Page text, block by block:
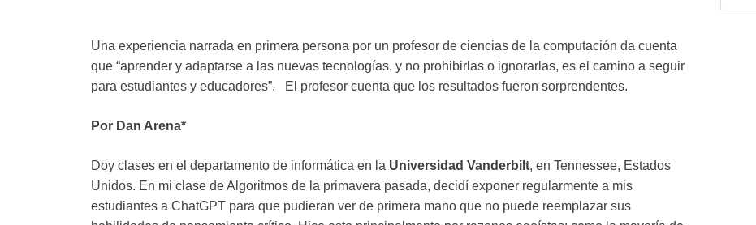
Una experiencia narrada en primera persona por un profesor de ciencias de la computación da cuenta
que “aprender y adaptarse a las nuevas tecnologías, y no prohibirlas o ignorarlas, es el camino a seguir
para estudiantes y educadores”. El profesor cuenta que los resultados fueron sorprendentes.
Por Dan Arena*
Doy clases en el departamento de informática en la Universidad Vanderbilt, en Tennessee, Estados
Unidos. En mi clase de Algoritmos de la primavera pasada, decidí exponer regularmente a mis
estudiantes a ChatGPT para que pudieran ver de primera mano que no puede reemplazar sus